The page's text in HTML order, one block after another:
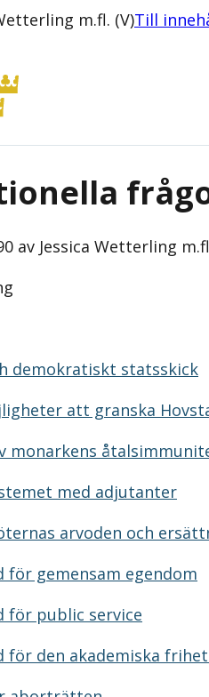
m.fl. (V)Till
av Jessica Wetterling
demokratiskt statsskick
att granska
monarkens
med adjutanter
arvoden och
för gemensam egendom
för public service
för den akademiska